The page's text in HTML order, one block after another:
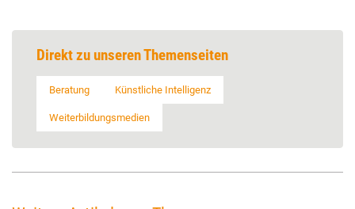
Direkt zu unseren Themenseiten
Beratung Künstliche Intelligenz
Weiterbildungsmedien